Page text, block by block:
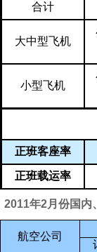
合计
大中型飞机
小型飞机
正班客座率
正班载运率
2011年2月份国内
航空公司